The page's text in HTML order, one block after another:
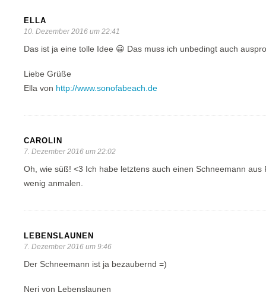
ELLA
10. Dezember 2016 um 22:41
Das ist ja eine tolle Idee 😀 Das muss ich unbedingt auch
Liebe Grüße
Ella von http://www.sonofabeach.de
CAROLIN
7. Dezember 2016 um 22:02
Oh, wie süß! <3 Ich habe letztens auch einen Schneemann
wenig anmalen.
LEBENSLAUNEN
7. Dezember 2016 um 9:46
Der Schneemann ist ja bezaubernd =)
Neri von Lebenslaunen